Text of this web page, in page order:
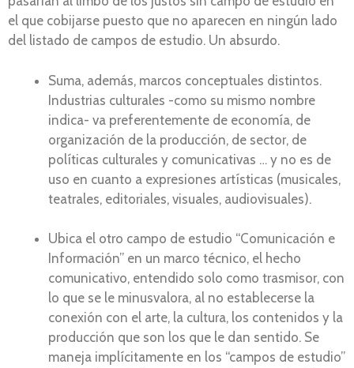
el que cobijarse puesto que no aparecen en ningún lado
del listado de campos de estudio. Un absurdo.
Suma, además, marcos conceptuales distintos.
Industrias culturales -como su mismo nombre
indica- va preferentemente de economía, de
organización de la producción, de sector, de
políticas culturales y comunicativas … y no es de
uso en cuanto a expresiones artísticas (musicales,
teatrales, editoriales, visuales, audiovisuales).
Ubica el otro campo de estudio “Comunicación e
Información” en un marco técnico, el hecho
comunicativo, entendido solo como trasmisor, con
lo que se le minusvalora, al no establecerse la
conexión con el arte, la cultura, los contenidos y la
producción que son los que le dan sentido. Se
maneja implícitamente en los “campos de estudio”